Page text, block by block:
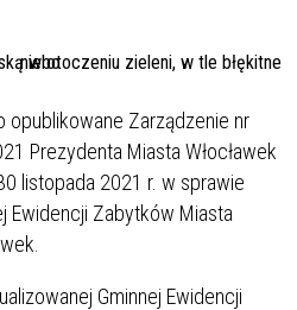
opublikowane Zarządzenie nr
Prezydenta Miasta Włocławek
listopada 2021 r. w sprawie
Ewidencji Zabytków Miasta
Gminnej Ewidencji